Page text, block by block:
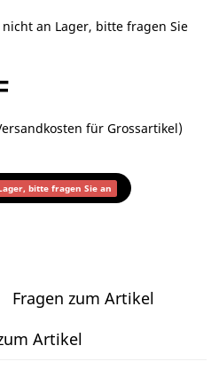
an Lager, bitte fragen Sie
für Grossartikel)
bitte fragen Sie an
Fragen zum Artikel
Artikel